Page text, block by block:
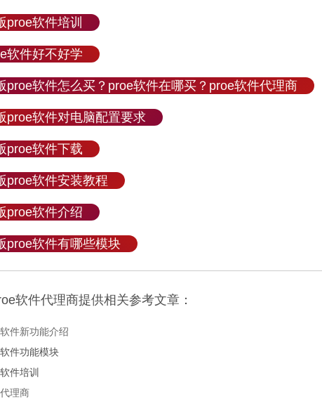
proe软件培训
软件好不好学
proe软件怎么买？proe软件在哪买？proe软件代理商
proe软件对电脑配置要求
proe软件下载
proe软件安装教程
proe软件介绍
proe软件有哪些模块
软件代理商提供相关参考文章：
件新功能介绍
件功能模块
件培训
理商